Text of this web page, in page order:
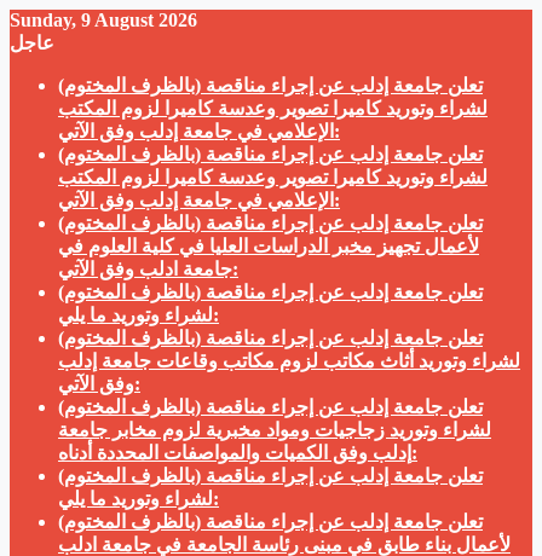
Sunday, 9 August 2026
عاجل
تعلن جامعة إدلب عن إجراء مناقصة (بالظرف المختوم)
لشراء وتوريد كاميرا تصوير وعدسة كاميرا لزوم المكتب
الإعلامي في جامعة إدلب وفق الآتي:
تعلن جامعة إدلب عن إجراء مناقصة (بالظرف المختوم)
لشراء وتوريد كاميرا تصوير وعدسة كاميرا لزوم المكتب
الإعلامي في جامعة إدلب وفق الآتي:
تعلن جامعة إدلب عن إجراء مناقصة (بالظرف المختوم)
لأعمال تجهيز مخبر الدراسات العليا في كلية العلوم في
جامعة ادلب وفق الآتي:
تعلن جامعة إدلب عن إجراء مناقصة (بالظرف المختوم)
لشراء وتوريد ما يلي:
تعلن جامعة إدلب عن إجراء مناقصة (بالظرف المختوم)
لشراء وتوريد أثاث مكاتب لزوم مكاتب وقاعات جامعة إدلب
وفق الآتي:
تعلن جامعة إدلب عن إجراء مناقصة (بالظرف المختوم)
لشراء وتوريد زجاجيات ومواد مخبرية لزوم مخابر جامعة
إدلب وفق الكميات والمواصفات المحددة أدناه:
تعلن جامعة إدلب عن إجراء مناقصة (بالظرف المختوم)
لشراء وتوريد ما يلي:
تعلن جامعة إدلب عن إجراء مناقصة (بالظرف المختوم)
لأعمال بناء طابق في مبنى رئاسة الجامعة في جامعة ادلب